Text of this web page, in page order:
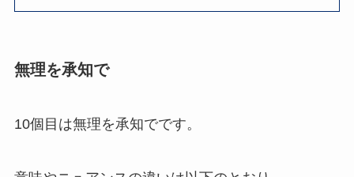
無理を承知で
10個目は無理を承知でです。